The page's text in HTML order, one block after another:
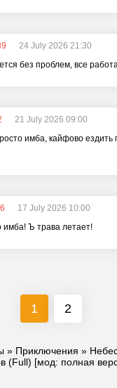
24 July 2026 21:30
без проблем, все
21 July 2026 09:00
имба, кайфово
17 July 2026 10:00
имба! Ъ трава летает!
1 2
» Приключения »
(Full) [мод: полная